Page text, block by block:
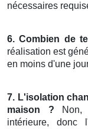
nécessaires
6. Combien de
réalisation est
en moins d'une
7. L'isolation
maison ? Non,
intérieure, donc